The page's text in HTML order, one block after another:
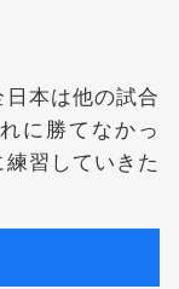
本は他の試合
に勝てなかっ
習していきた